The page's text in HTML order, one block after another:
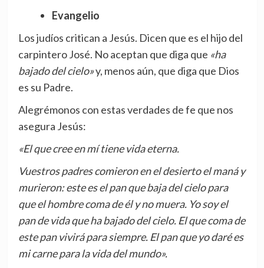
Evangelio
Los judíos critican a Jesús. Dicen que es el hijo del
carpintero José. No aceptan que diga que «ha
bajado del cielo»y, menos aún, que diga que Dios
es su Padre.
Alegrémonos con estas verdades de fe que nos
asegura Jesús:
«El que cree en mí tiene vida eterna.
Vuestros padres comieron en el desierto el maná y
murieron: este es el pan que baja del cielo para
que el hombre coma de él y no muera. Yo soy el
pan de vida que ha bajado del cielo. El que coma de
este pan vivirá para siempre. El pan que yo daré es
mi carne para la vida del mundo».